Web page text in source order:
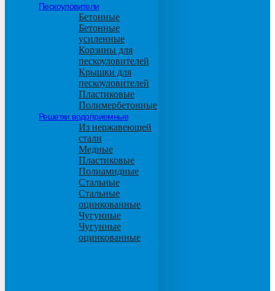
Пескоуловители
Бетонные
Бетонные
усиленные
Корзины для
пескоуловителей
Крышки для
пескоуловителей
Пластиковые
Полимербетонные
Решетки водоприемные
Из нержавеющей
стали
Медные
Пластиковые
Полиамидные
Стальные
Стальные
оцинкованные
Чугунные
Чугунные
оцинкованные